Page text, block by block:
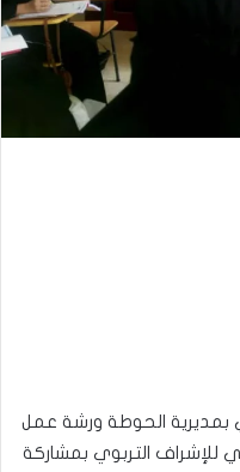
بمديرية الحوطة ورشة عمل
للإشراف التربوي بمشاركة